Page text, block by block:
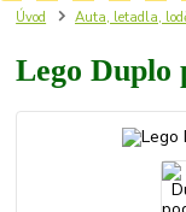
Úvod Auta, letadla,
Lego Duplo